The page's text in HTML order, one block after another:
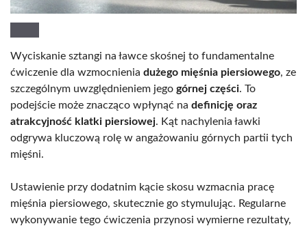
Wyciskanie sztangi na ławce skośnej to fundamentalne
ćwiczenie dla wzmocnienia dużego mięśnia piersiowego, ze
szczególnym uwzględnieniem jego górnej części. To
podejście może znacząco wpłynąć na definicję oraz
atrakcyjność klatki piersiowej. Kąt nachylenia ławki
odgrywa kluczową rolę w angażowaniu górnych partii tych
mięśni.
Ustawienie przy dodatnim kącie skosu wzmacnia pracę
mięśnia piersiowego, skutecznie go stymulując. Regularne
wykonywanie tego ćwiczenia przynosi wymierne rezultaty,